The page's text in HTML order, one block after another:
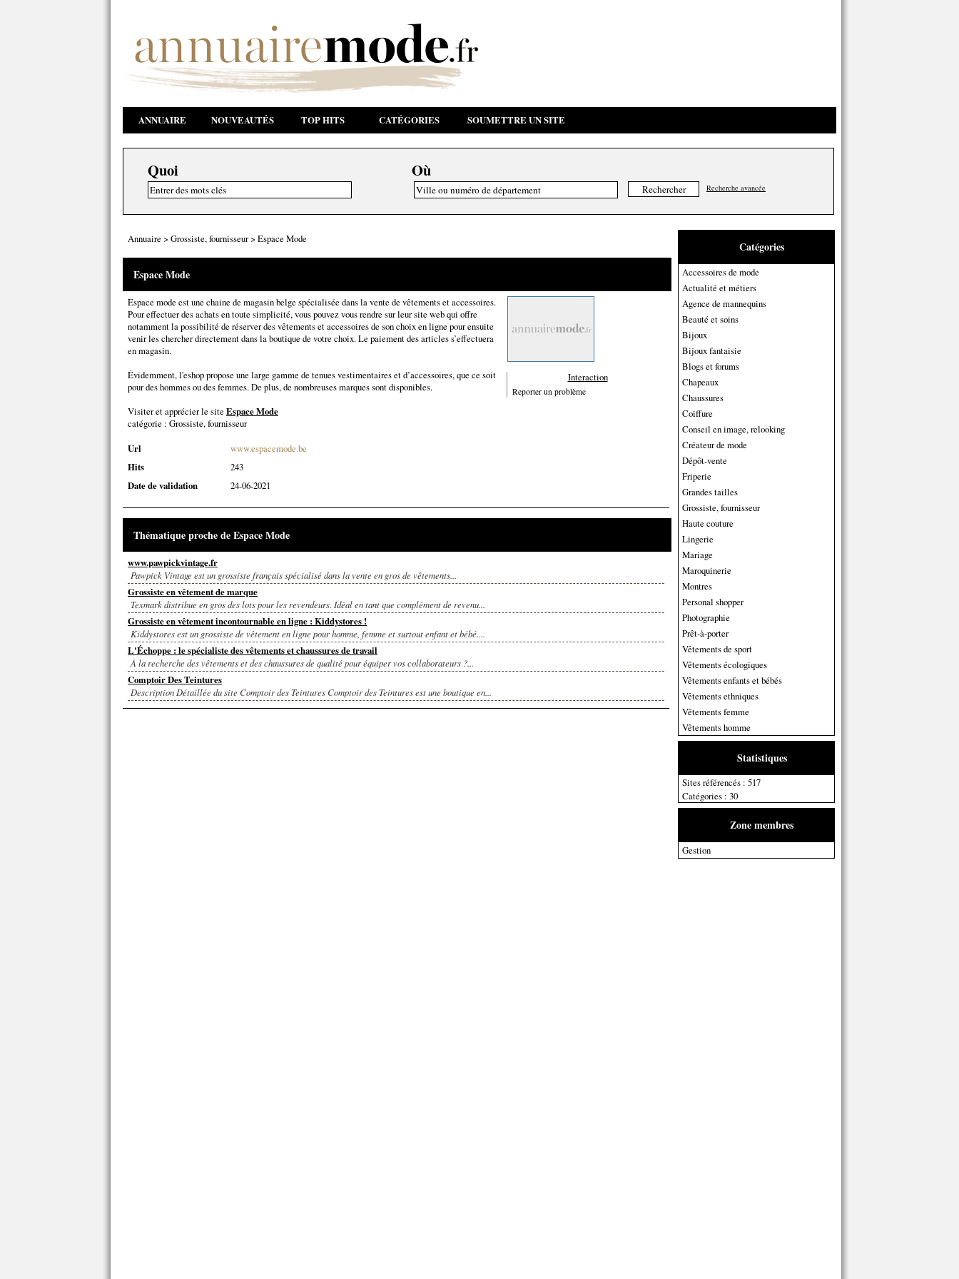
ANNUAIRE NOUVEAUTÉS TOP HITS CATÉGORIES SOUMETTRE UN SITE
Quoi Où
Recherche avancée
Catégories
Accessoires de mode
Actualité et métiers
Agence de mannequins
Beauté et soins
Bijoux
Bijoux fantaisie
Blogs et forums
Chapeaux
Chaussures
Coiffure
Conseil en image, relooking
Créateur de mode
Dépôt-vente
Friperie
Grandes tailles
Grossiste, fournisseur
Haute couture
Lingerie
Mariage
Maroquinerie
Montres
Personal shopper
Photographie
Prêt-à-porter
Vêtements de sport
Vêtements écologiques
Vêtements enfants et bébés
Vêtements ethniques
Vêtements femme
Vêtements homme
Statistiques
Sites référencés : 517
Catégories : 30
Zone membres
Gestion
Annuaire > Grossiste, fournisseur> Espace Mode
Espace Mode
Espace mode est une chaine de magasin belge spécialisée dans la vente de vêtements et accessoires.
Pour effectuer des achats en toute simplicité, vous pouvez vous rendre sur leur site web qui offre
notamment la possibilité de réserver des vêtements et accessoires de son choix en ligne pour ensuite
venir les chercher directement dans la boutique de votre choix. Le paiement des articles s’effectuera
en magasin.
Évidemment, l'eshop propose une large gamme de tenues vestimentaires et d’accessoires, que ce soit
pour des hommes ou des femmes. De plus, de nombreuses marques sont disponibles.
Visiter et apprécier le site Espace Mode
catégorie : Grossiste, fournisseur
Url
www.espacemode.be
Hits
243
Date de validation
24-06-2021
Interaction
Reporter un problème
Thématique proche de Espace Mode
www.pawpickvintage.fr
Pawpick Vintage est un grossiste français spécialisé dans la vente en gros de vêtements...
Grossiste en vêtement de marque
Texmark distribue en gros des lots pour les revendeurs. Idéal en tant que complément de revenu...
Grossiste en vêtement incontournable en ligne : Kiddystores !
Kiddystores est un grossiste de vêtement en ligne pour homme, femme et surtout enfant et bébé....
L'Échoppe : le spécialiste des vêtements et chaussures de travail
À la recherche des vêtements et des chaussures de qualité pour équiper vos collaborateurs ?...
Comptoir Des Teintures
Description Détaillée du site Comptoir des Teintures Comptoir des Teintures est une boutique en...